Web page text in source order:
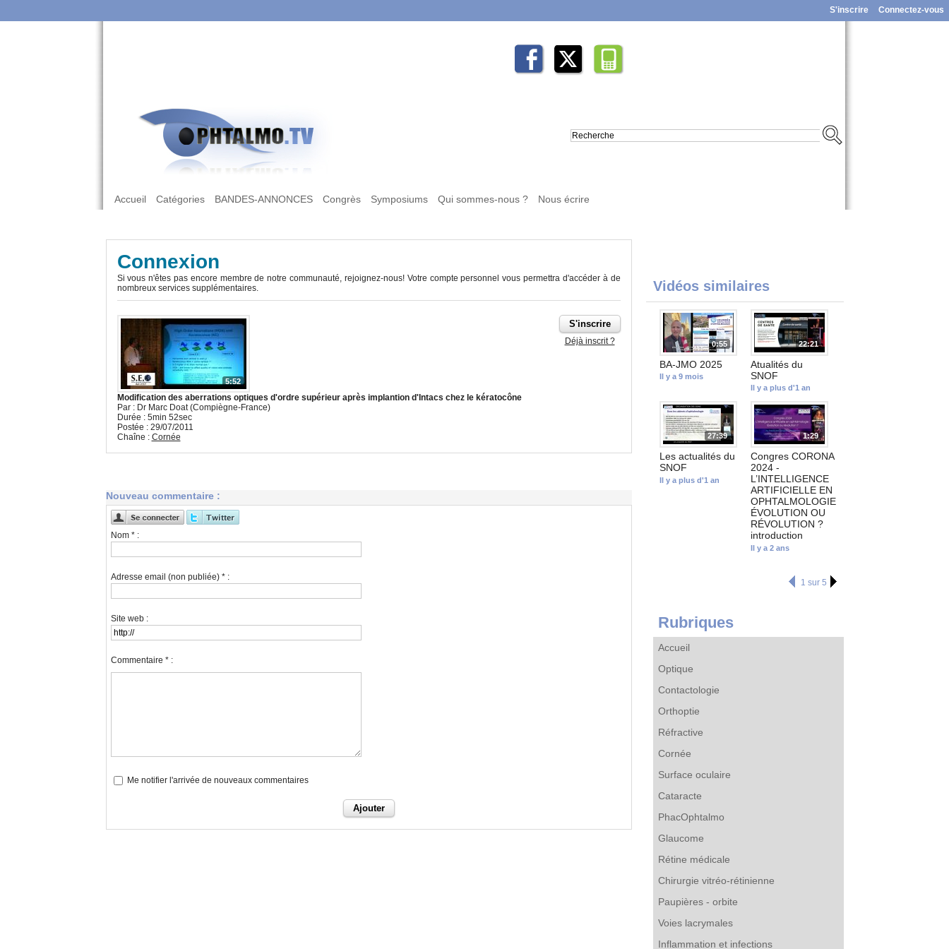
Connectez-vous
S'inscrire
Accueil Catégories BANDES-ANNONCES Congrès Symposiums Qui sommes-nous ? Nous écrire
Vidéos similaires
0:55
BA-JMO 2025
Il y a 9 mois
22:21
Atualités du
SNOF
Il y a plus d'1 an
27:39
Les actualités du
SNOF
Il y a plus d'1 an
1:29
Congres CORONA
2024 -
L’INTELLIGENCE
ARTIFICIELLE EN
OPHTALMOLOGIE
ÉVOLUTION OU
RÉVOLUTION ?
introduction
Il y a 2 ans
1 sur 5
Rubriques
Accueil
Optique
Contactologie
Orthoptie
Réfractive
Cornée
Surface oculaire
Cataracte
PhacOphtalmo
Glaucome
Rétine médicale
Chirurgie vitréo-rétinienne
Paupières - orbite
Voies lacrymales
Inflammation et infections
Connexion
Si vous n'êtes pas encore membre de notre communauté, rejoignez-nous! Votre compte personnel vous permettra d'accéder à de
nombreux services supplémentaires.
Déjà inscrit ?
5:52
Modification des aberrations optiques d'ordre supérieur après implantion d'Intacs chez le kératocône
Par : Dr Marc Doat (Compiègne-France)
Durée : 5min 52sec
Postée : 29/07/2011
Chaîne : Cornée
Nouveau commentaire :
Nom * :
Adresse email (non publiée) * :
Site web :
Commentaire * :
Me notifier l'arrivée de nouveaux commentaires